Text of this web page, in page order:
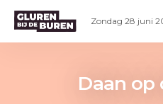
Daan op
Zondag 28 juni